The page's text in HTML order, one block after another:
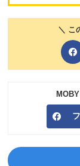
＼ こ